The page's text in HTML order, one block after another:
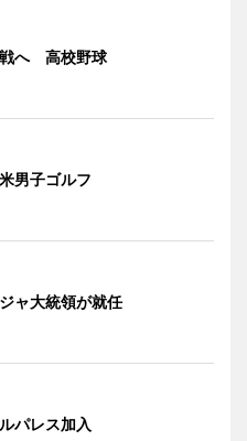
へ 高校野球
男子ゴルフ
ャ大統領が就任
パレス加入